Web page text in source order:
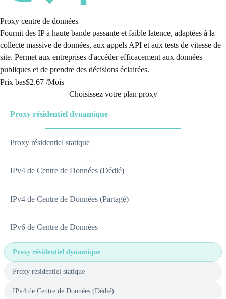
Proxy centre de données
Fournit des IP à haute bande passante et faible latence, adaptées à la
collecte massive de données, aux appels API et aux tests de vitesse de
site. Permet aux entreprises d'accéder efficacement aux données
publiques et de prendre des décisions éclairées.
Prix bas$2.67 /Mois
Choisissez votre plan proxy
Proxy résidentiel dynamique
Proxy résidentiel statique
IPv4 de Centre de Données (Dédié)
IPv4 de Centre de Données (Partagé)
IPv6 de Centre de Données
Proxy résidentiel dynamique
Proxy résidentiel statique
IPv4 de Centre de Données (Dédié)